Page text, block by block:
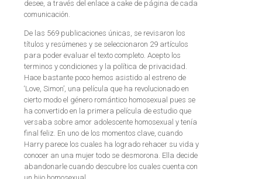
desee, a través del enlace a cake de página de cada
comunicación.
De las 569 publicaciones únicas, se revisaron los
títulos y resúmenes y se seleccionaron 29 artículos
para poder evaluar el texto completo. Acepto los
terminos y condiciones y la política de privacidad.
Hace bastante poco hemos asistido al estreno de
‘Love, Simon’, una película que ha revolucionado en
cierto modo el género romántico homosexual pues se
ha convertido en la primera película de estudio que
versaba sobre amor adolescente homosexual y tenía
final feliz. En uno de los momentos clave, cuando
Harry parece los cuales ha logrado rehacer su vida y
conocer an una mujer todo se desmorona. Ella decide
abandonarle cuando descubre los cuales cuenta con